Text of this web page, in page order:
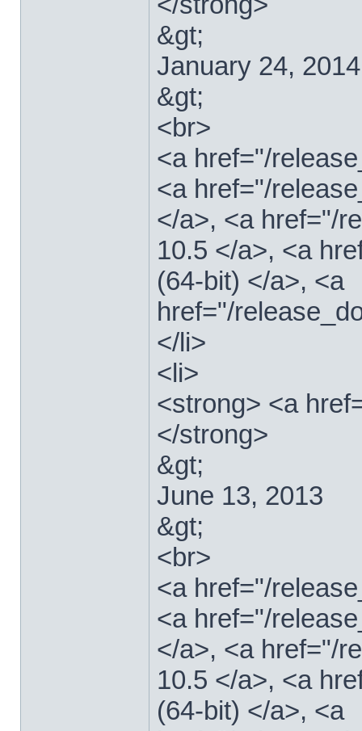
&gt;
January 24, 2014
&gt;
<br>
<a href="/
<a href="/
</a>, <a href="/
10.5 </a>, <a
(64-bit) </a>, <a
href="/
</li>
<li>
<strong> <a
</strong>
&gt;
June 13, 2013
&gt;
<br>
<a href="/
<a href="/
</a>, <a href="/
10.5 </a>, <a
(64-bit) </a>, <a